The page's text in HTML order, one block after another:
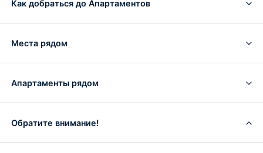
Как добраться до Апартаментов
Места рядом
Апартаменты рядом
Обратите внимание!